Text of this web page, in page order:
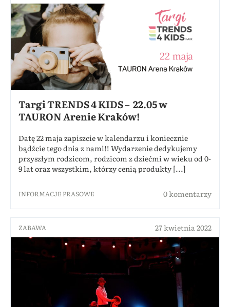
Targi TRENDS 4 KIDS – 22.05 w
TAURON Arenie Kraków!
Datę 22 maja zapiszcie w kalendarzu i koniecznie
bądźcie tego dnia z nami!! Wydarzenie dedykujemy
przyszłym rodzicom, rodzicom z dziećmi w wieku od 0-
9 lat oraz wszystkim, którzy cenią produkty [...]
INFORMACJE PRASOWE 0 komentarzy
ZABAWA 27 kwietnia 2022